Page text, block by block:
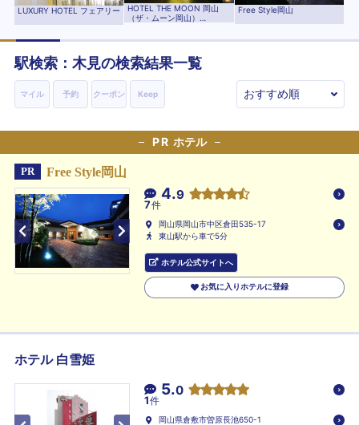
LUXURY HOTEL フェアリー
HOTEL THE MOON 岡山
（ザ・ムーン岡山）
Free Style岡山
駅検索： 木見の検索結果一覧
マイル 予約 クーポン Keep
PR ホテル
PR Free Style岡山
4.9
7件
岡山県岡山市中区倉田535-17
東山駅から車で5分
ホテル公式サイトへ
お気に入りホテルに登録
ホテル 白雪姫
5.0
1件
岡山県倉敷市曽原長池650-1